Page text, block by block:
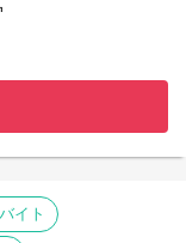
イト